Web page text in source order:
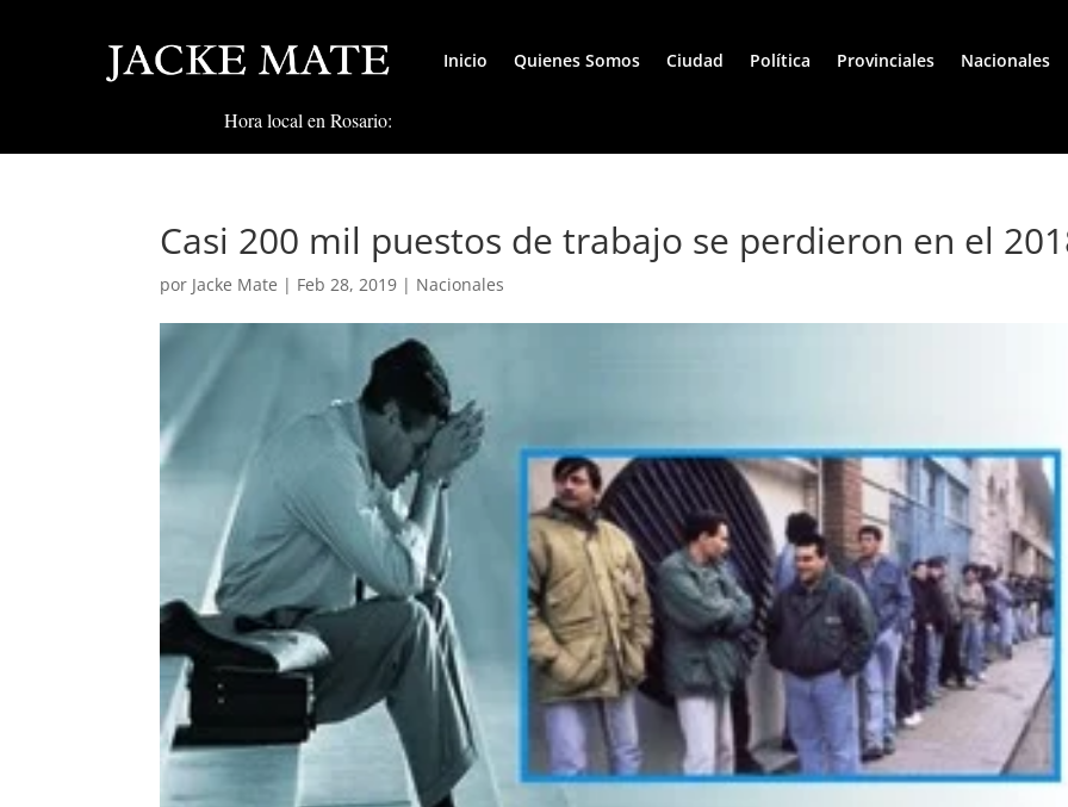
Inicio Quienes Somos Ciudad Política Provinciales Nacionales
Hora local en Rosario:
Casi 200 mil puestos de trabajo se perdieron en el
por Jacke Mate | Feb 28, 2019 | Nacionales